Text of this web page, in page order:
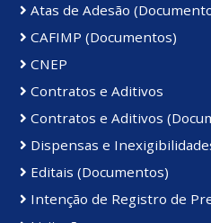
Atas de Adesão
CAFIMP (Documentos)
CNEP
Contratos e Aditivos
Contratos e Aditivos
Dispensas e
Editais (Documentos)
Intenção de Registro de